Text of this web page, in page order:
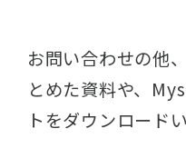
お問い合わせの他
とめた資料や、
トをダウンロード